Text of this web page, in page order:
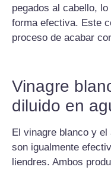
pegados al cabello,
forma efectiva. Este
proceso de acabar
Vinagre
diluido en
El vinagre blanco y
son igualmente
liendres. Ambos